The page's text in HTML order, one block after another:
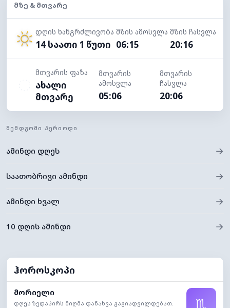
ᲛᲖᲔ & ᲛᲗᲕᲐᲠᲔ
დღის ხანგრძლივობა
14 საათი 1 წუთი
მზის ამოსვლა
06:15
მზის ჩასვლა
20:16
მთვარის ფაზა
ახალი
მთვარე
მთვარის
ამოსვლა
05:06
მთვარის
ჩასვლა
20:06
ᲨᲔᲛᲓᲒᲝᲛᲘ ᲞᲔᲠᲘᲝᲓᲘ
ამინდი დღეს →
საათობრივი ამინდი →
ამინდი ხვალ →
10 დღის ამინდი →
ჰოროსკოპი
მორიელი
დღეს ზედაპირს მიღმა დანახვა გაგიადვილდებათ.
♏